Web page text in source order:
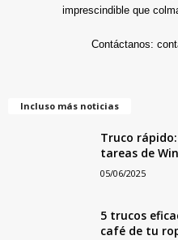
imprescindible que
Contáctanos:
Incluso más noticias
Truco
tareas de
05/06/2025
5 trucos
café de tu